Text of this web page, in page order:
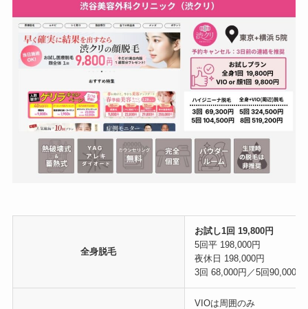
全身脱毛
お試し1回 19,800円
5回平 198,000円
夜休日 198,000円
3回 68,000円／5回90,000
VIOは周囲のみ